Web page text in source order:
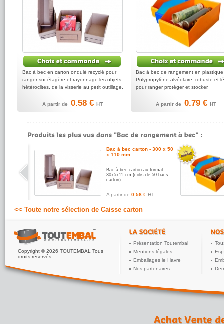
Bac à bec en carton ondulé recyclé pour
ranger sur étagère et rayonnage les objets
hétéroclites, de la visserie au petit outillage.
A partir de 0.58 € HT
Bac à bec de rangement en plastique
Polypropylène alvéolaire, robuste et
pour ranger protéger et stocker.
A partir de 0.79 € HT
Bac à bec carton - 300 x 50
x 110 mm
Bac à bec carton au format
30x5x11 cm (colis de 50 bacs
carton).
A partir de 0.58 € HT
<< Toute notre sélection de Caisse carton
Copyright © 2026 TOUTEMBAL Tous
droits réservés.
Présentation Toutembal
Mentions légales
Emballages le Havre
Nos partenaires